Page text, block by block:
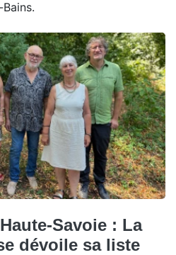
Savoie : La
dévoile sa liste